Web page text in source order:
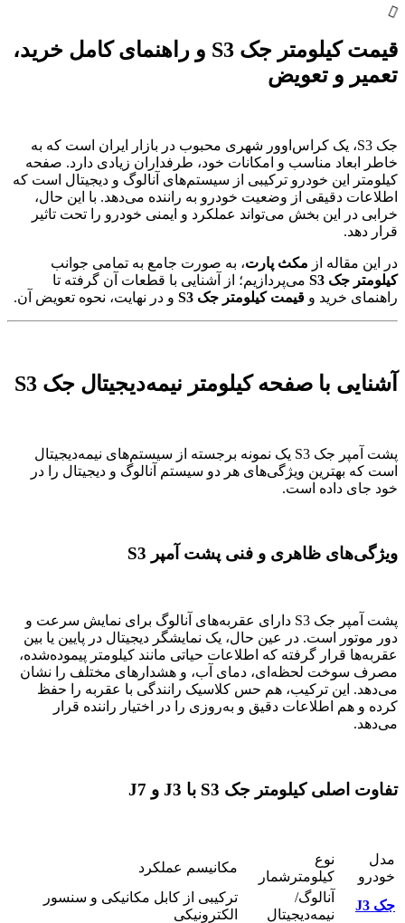
قیمت کیلومتر جک S3 و راهنمای کامل خرید،
تعمیر و تعویض
جک S3، یک کراس‌اوور شهری محبوب در بازار ایران است که به
خاطر ابعاد مناسب و امکانات خود، طرفداران زیادی دارد. صفحه
کیلومتر این خودرو ترکیبی از سیستم‌های آنالوگ و دیجیتال است که
اطلاعات دقیقی از وضعیت خودرو به راننده می‌دهد. با این حال،
خرابی در این بخش می‌تواند عملکرد و ایمنی خودرو را تحت تاثیر
قرار دهد.
در این مقاله از مکث پارت، به صورت جامع به تمامی جوانب
کیلومتر جک S3
می‌پردازیم؛ از آشنایی با قطعات آن گرفته تا
راهنمای خرید و قیمت کیلومتر جک S3 و در نهایت، نحوه تعویض آن.
آشنایی با صفحه کیلومتر نیمه‌دیجیتال جک S3
پشت آمپر جک S3 یک نمونه برجسته از سیستم‌های نیمه‌دیجیتال
است که بهترین ویژگی‌های هر دو سیستم آنالوگ و دیجیتال را در
خود جای داده است.
ویژگی‌های ظاهری و فنی پشت آمپر S3
پشت آمپر جک S3 دارای عقربه‌های آنالوگ برای نمایش سرعت و
دور موتور است. در عین حال، یک نمایشگر دیجیتال در پایین یا بین
عقربه‌ها قرار گرفته که اطلاعات حیاتی مانند کیلومتر پیموده‌شده،
مصرف سوخت لحظه‌ای، دمای آب، و هشدارهای مختلف را نشان
می‌دهد. این ترکیب، هم حس کلاسیک رانندگی با عقربه را حفظ
کرده و هم اطلاعات دقیق و به‌روزی را در اختیار راننده قرار
می‌دهد.
تفاوت اصلی کیلومتر جک S3 با J3 و J7
مدل
خودرو
نوع
کیلومترشمار
مکانیسم عملکرد
جک J3
آنالوگ/
نیمه‌دیجیتال
ترکیبی از کابل مکانیکی و سنسور
الکترونیکی